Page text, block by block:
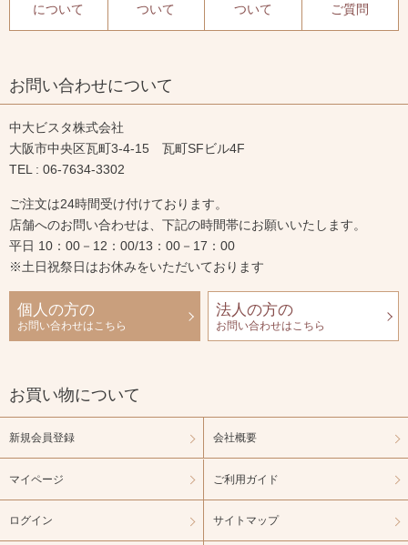
について
ついて
ついて
ご質問
お問い合わせについて
中大ビスタ株式会社
大阪市中央区瓦町3-4-15 瓦町SFビル4F
TEL : 06-7634-3302
ご注文は24時間受け付けております。
店舗へのお問い合わせは、下記の時間帯にお願いいたします。
平日 10：00－12：00/13：00－17：00
※土日祝祭日はお休みをいただいております
個人の方の
お問い合わせはこちら
法人の方の
お問い合わせはこちら
お買い物について
新規会員登録
マイページ
ログイン
会社概要
ご利用ガイド
サイトマップ